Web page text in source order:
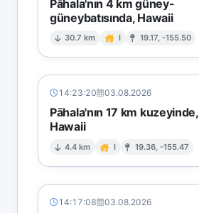
Pāhala'nın 4 km güney-
güneybatısında, Hawaii
30.7 km I 19.17, -155.50
14:23:20 03.08.2026
Pāhala'nın 17 km kuzeyinde,
Hawaii
4.4 km I 19.36, -155.47
14:17:08 03.08.2026